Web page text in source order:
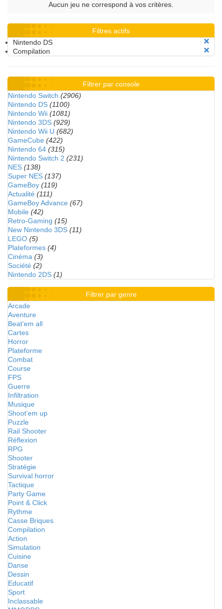
Aucun jeu ne correspond à vos critères.
Filtres actifs
Nintendo DS
Compilation
Filtrer par console
Nintendo Switch (2906)
Nintendo DS (1100)
Nintendo Wii (1081)
Nintendo 3DS (929)
Nintendo Wii U (682)
GameCube (422)
Nintendo 64 (315)
Nintendo Switch 2 (231)
NES (138)
Super NES (137)
GameBoy (119)
Actualité (111)
GameBoy Advance (67)
Mobile (42)
Retro-Gaming (15)
New Nintendo 3DS (11)
LEGO (5)
Plateformes (4)
Cinéma (3)
Société (2)
Nintendo 2DS (1)
Filtrer par genre
Arcade
Aventure
Beat'em all
Cartes
Horror
Plateforme
Combat
Course
FPS
Guerre
Infiltration
Musique
Shoot'em up
Puzzle
Rail Shooter
Réflexion
RPG
Shooter
Stratégie
Survival horror
Tactique
Party Game
Point & Click
Rythme
Casse Briques
Compilation
Action
Simulation
Cuisine
Danse
Dessin
Educatif
Sport
Inclassable